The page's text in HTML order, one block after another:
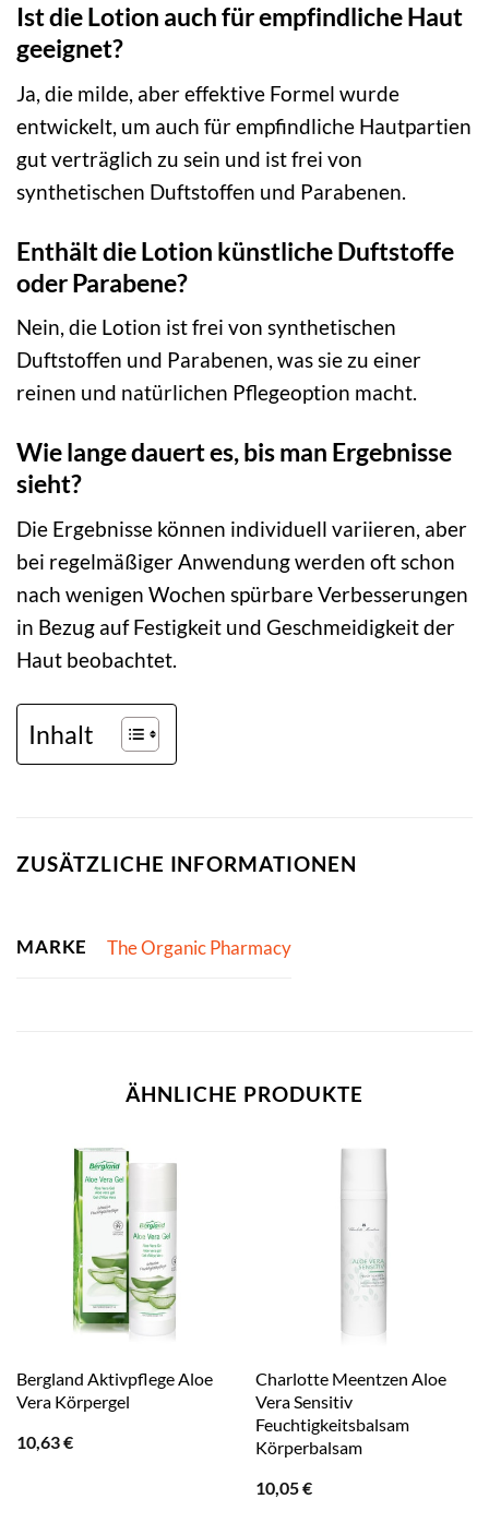
Ist die Lotion auch für empfindliche Haut
geeignet?
Ja, die milde, aber effektive Formel wurde
entwickelt, um auch für empfindliche Hautpartien
gut verträglich zu sein und ist frei von
synthetischen Duftstoffen und Parabenen.
Enthält die Lotion künstliche Duftstoffe
oder Parabene?
Nein, die Lotion ist frei von synthetischen
Duftstoffen und Parabenen, was sie zu einer
reinen und natürlichen Pflegeoption macht.
Wie lange dauert es, bis man Ergebnisse
sieht?
Die Ergebnisse können individuell variieren, aber
bei regelmäßiger Anwendung werden oft schon
nach wenigen Wochen spürbare Verbesserungen
in Bezug auf Festigkeit und Geschmeidigkeit der
Haut beobachtet.
Inhalt
ZUSÄTZLICHE INFORMATIONEN
MARKE The Organic Pharmacy
ÄHNLICHE PRODUKTE
Bergland Aktivpflege Aloe
Vera Körpergel
10,63€
Charlotte Meentzen Aloe
Vera Sensitiv
Feuchtigkeitsbalsam
Körperbalsam
10,05€